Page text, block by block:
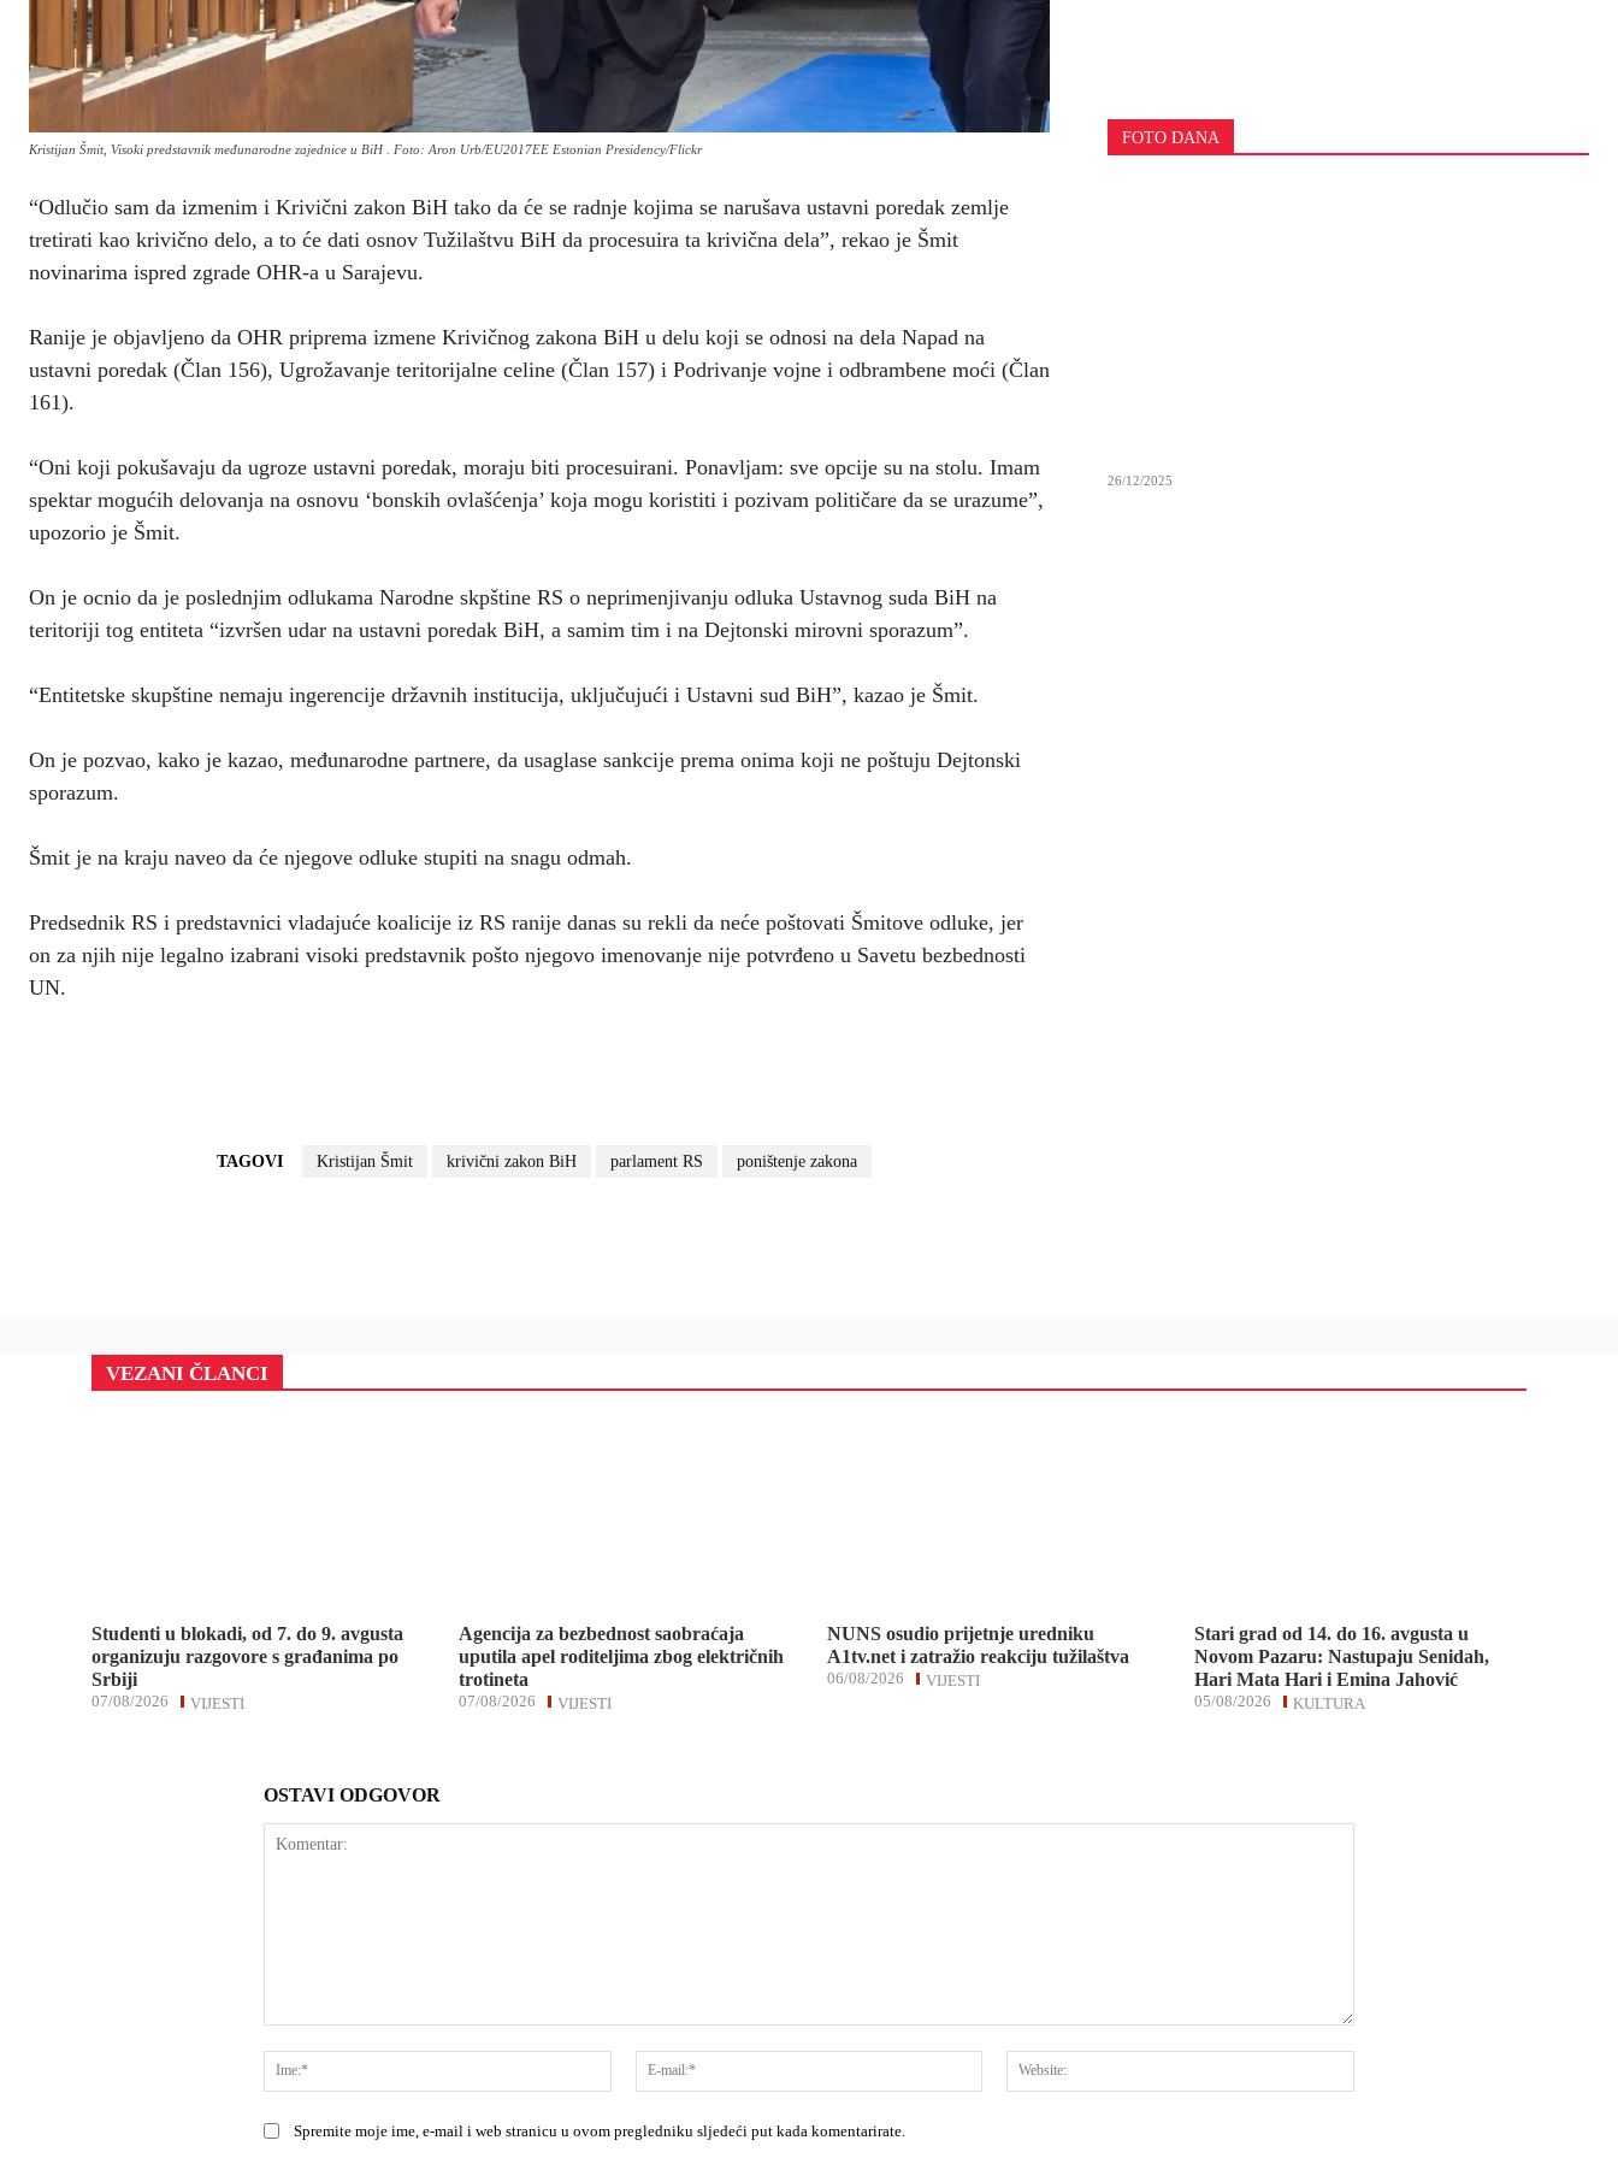
Kristijan Šmit, Visoki predstavnik međunarodne zajednice u BiH . Foto: Aron Urb/EU2017EE Estonian Presidency/Flickr
“Odlučio sam da izmenim i Krivični zakon BiH tako da će se radnje kojima se narušava ustavni poredak zemlje
tretirati kao krivično delo, a to će dati osnov Tužilaštvu BiH da procesuira ta krivična dela”, rekao je Šmit
novinarima ispred zgrade OHR-a u Sarajevu.
Ranije je objavljeno da OHR priprema izmene Krivičnog zakona BiH u delu koji se odnosi na dela Napad na
ustavni poredak (Član 156), Ugrožavanje teritorijalne celine (Član 157) i Podrivanje vojne i odbrambene moći (Član
161).
“Oni koji pokušavaju da ugroze ustavni poredak, moraju biti procesuirani. Ponavljam: sve opcije su na stolu. Imam
spektar mogućih delovanja na osnovu ‘bonskih ovlašćenja’ koja mogu koristiti i pozivam političare da se urazume”,
upozorio je Šmit.
On je ocnio da je poslednjim odlukama Narodne skpštine RS o neprimenjivanju odluka Ustavnog suda BiH na
teritoriji tog entiteta “izvršen udar na ustavni poredak BiH, a samim tim i na Dejtonski mirovni sporazum”.
“Entitetske skupštine nemaju ingerencije državnih institucija, uključujući i Ustavni sud BiH”, kazao je Šmit.
On je pozvao, kako je kazao, međunarodne partnere, da usaglase sankcije prema onima koji ne poštuju Dejtonski
sporazum.
Šmit je na kraju naveo da će njegove odluke stupiti na snagu odmah.
Predsednik RS i predstavnici vladajuće koalicije iz RS ranije danas su rekli da neće poštovati Šmitove odluke, jer
on za njih nije legalno izabrani visoki predstavnik pošto njegovo imenovanje nije potvrđeno u Savetu bezbednosti
UN.
TAGOVI Kristijan Šmit krivični zakon BiH parlament RS poništenje zakona
FOTO DANA
26/12/2025
VEZANI ČLANCI
Studenti u blokadi, od 7. do 9. avgusta
organizuju razgovore s građanima po
Srbiji
VIJESTI
07/08/2026
Agencija za bezbednost saobraćaja
uputila apel roditeljima zbog električnih
trotineta
VIJESTI
07/08/2026
NUNS osudio prijetnje uredniku
A1tv.net i zatražio reakciju tužilaštva
VIJESTI
06/08/2026
Stari grad od 14. do 16. avgusta u
Novom Pazaru: Nastupaju Senidah,
Hari Mata Hari i Emina Jahović
KULTURA
05/08/2026
OSTAVI ODGOVOR
Ime:*
mail:*
Spremite moje ime, e-mail i web stranicu u ovom pregledniku sljedeći put kada komentarirate.